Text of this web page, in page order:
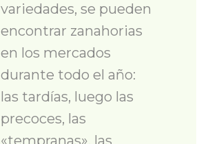
variedades, se pueden
encontrar zanahorias
en los mercados
durante todo el año:
las tardías, luego las
precoces, las
«tempranas», las